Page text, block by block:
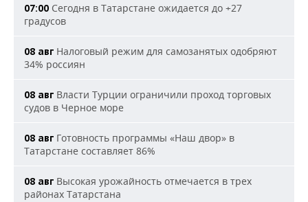
07:00 Сегодня в Татарстане ожидается до +27
градусов
08 авг Налоговый режим для самозанятых одобряют
34% россиян
08 авг Власти Турции ограничили проход торговых
судов в Черное море
08 авг Готовность программы «Наш двор» в
Татарстане составляет 86%
08 авг Высокая урожайность отмечается в трех
районах Татарстана